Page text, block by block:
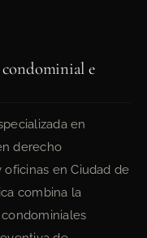
e
en
derecho
en Ciudad de
combina la